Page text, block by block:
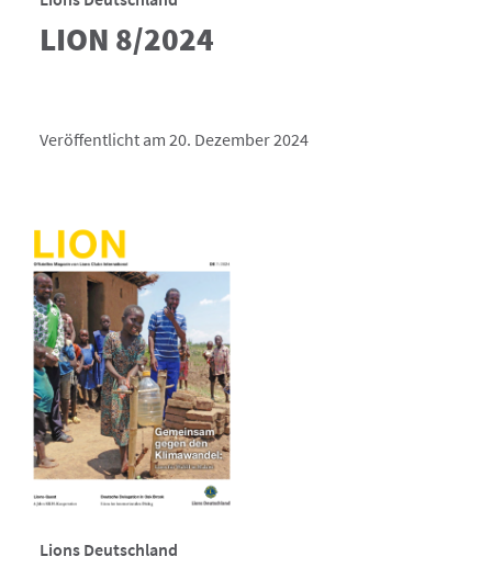
LION 8/2024
Veröffentlicht am 20. Dezember 2024
Lions Deutschland